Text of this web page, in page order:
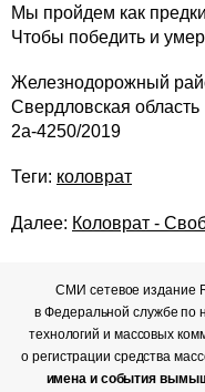
Мы пройдем как
Чтобы победить и
Железнодорожный
Свердловская область
2а-4250/2019
Теги: коловрат
Далее: Коловрат -
СМИ сетевое издание
в Федеральной службе по
технологий и массовых
о регистрации средства
имена и события